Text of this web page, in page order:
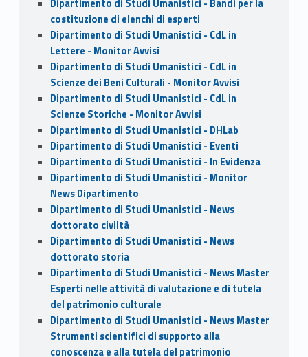
Dipartimento di Studi Umanistici - Bandi per la
costituzione di elenchi di esperti
Dipartimento di Studi Umanistici - CdL in
Lettere - Monitor Avvisi
Dipartimento di Studi Umanistici - CdL in
Scienze dei Beni Culturali - Monitor Avvisi
Dipartimento di Studi Umanistici - CdL in
Scienze Storiche - Monitor Avvisi
Dipartimento di Studi Umanistici - DHLab
Dipartimento di Studi Umanistici - Eventi
Dipartimento di Studi Umanistici - In Evidenza
Dipartimento di Studi Umanistici - Monitor
News Dipartimento
Dipartimento di Studi Umanistici - News
dottorato civiltà
Dipartimento di Studi Umanistici - News
dottorato storia
Dipartimento di Studi Umanistici - News Master
Esperti nelle attività di valutazione e di tutela
del patrimonio culturale
Dipartimento di Studi Umanistici - News Master
Strumenti scientifici di supporto alla
conoscenza e alla tutela del patrimonio